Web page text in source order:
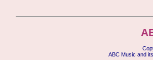
ABC Music and